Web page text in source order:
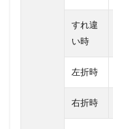
すれ違
い時
左折時
右折時